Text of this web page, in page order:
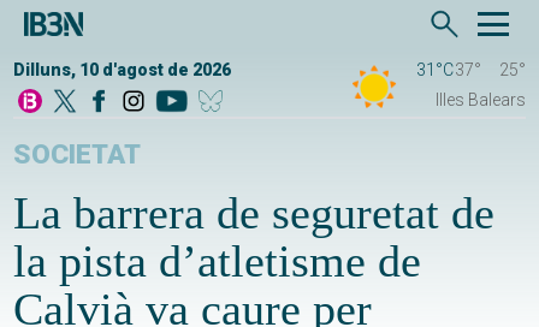
Dilluns, 10 d'agost de 2026 31°C37°
25°
Illes Balears
SOCIETAT
La barrera de seguretat de
la pista d’atletisme de
Calvià va caure per